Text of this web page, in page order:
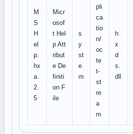
M
S
H
el
p.
hx
a.
2.
5
Micr
osof
t Hel
p Att
ribut
e De
finiti
on F
ile
s
y
st
e
m
pli
ca
tio
n/
oc
te
t-
st
re
a
m
h
x
d
s.
dll